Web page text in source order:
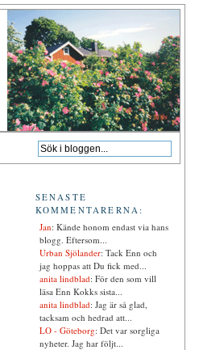
SENASTE
KOMMENTARERNA:
Jan: Kände honom endast via hans
blogg. Eftersom...
Urban Sjölander: Tack Enn och
jag hoppas att Du fick med...
anita lindblad: För den som vill
läsa Enn Kokks sista...
anita lindblad: Jag är så glad,
tacksam och hedrad att...
LO - Göteborg: Det var sorgliga
nyheter. Jag har följt...